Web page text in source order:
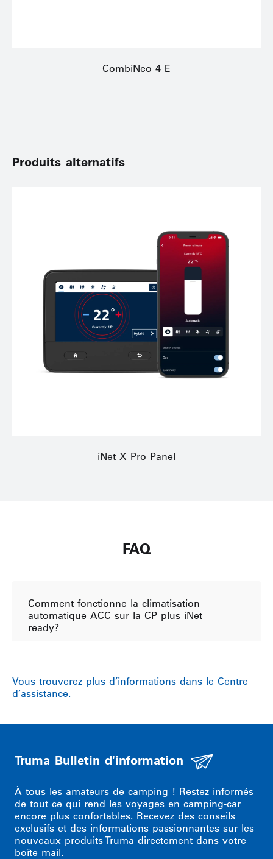
CombiNeo 4 E
Produits alternatifs
iNet X Pro Panel
FAQ
Comment fonctionne la climatisation
automatique ACC sur la CP plus iNet
ready?
Vous trouverez plus d’informations dans le Centre
d’assistance.
Truma Bulletin d'information
À tous les amateurs de camping ! Restez informés
de tout ce qui rend les voyages en camping-car
encore plus confortables. Recevez des conseils
exclusifs et des informations passionnantes sur les
nouveaux produits Truma directement dans votre
boîte mail.